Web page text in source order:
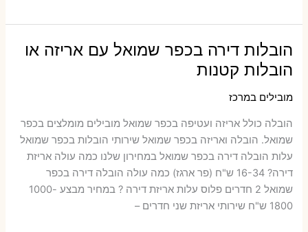
בחדיד
אריזה
או
הובלות
הובלות דירה בכפר שמואל עם אריזה או
הובלות קטנות
מובילים במרכז
הובלה כולל אריזה ועטיפה בכפר שמואל ‫מובילים מומלצים בכפר
שמואל. הובלה ואריזה בכפר שמואל שירותי הובלות בכפר שמואל
עלות הובלה דירה בכפר שמואל במחירון שלנו כמה עולה אריזת
דירה​? 16-34 ש"ח (פר ארגז) כמה עולה הובלה דירה בכפר
שמואל 2 חדרים פלוס עלות אריזת דירה ? במחיר מבצע 1000-
1800 ש"ח שירותי אריזת שני חדרים –